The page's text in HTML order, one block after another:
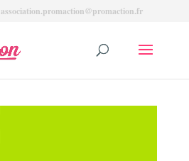
association.promaction@promaction.fr